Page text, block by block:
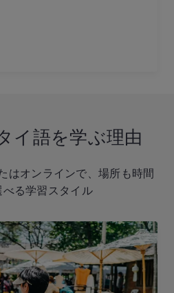
イ語を学ぶ理由
はオンラインで、場所も時間
べる学習スタイル